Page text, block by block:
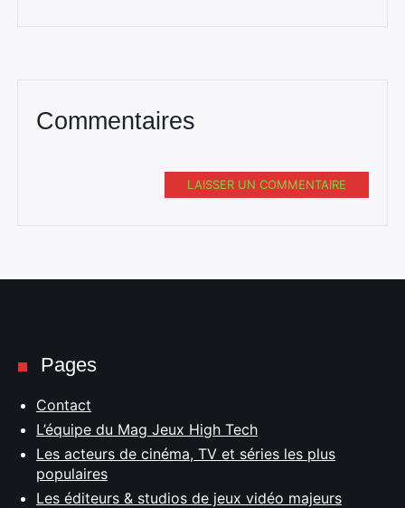
Commentaires
LAISSER UN COMMENTAIRE
Pages
Contact
L’équipe du Mag Jeux High Tech
Les acteurs de cinéma, TV et séries les plus
populaires
Les éditeurs & studios de jeux vidéo majeurs